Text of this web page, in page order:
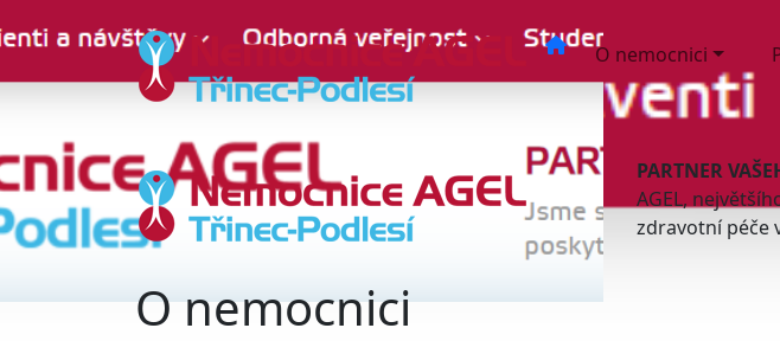
O nemocnici
PARTNER
AGEL,
zdravotní péče
O nemocnici